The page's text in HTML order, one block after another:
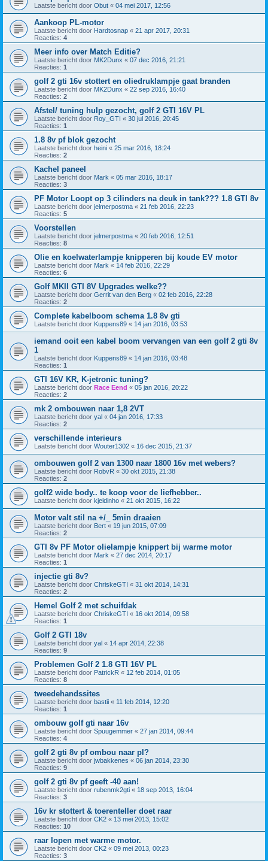
Laatste bericht door Obut « 04 mei 2017, 12:56
Aankoop PL-motor
Laatste bericht door Hardtosnap « 21 apr 2017, 20:31
Reacties: 4
Meer info over Match Editie?
Laatste bericht door MK2Dunx « 07 dec 2016, 21:21
Reacties: 1
golf 2 gti 16v stottert en oliedruklampje gaat branden
Laatste bericht door MK2Dunx « 22 sep 2016, 16:40
Reacties: 2
Afstel/ tuning hulp gezocht, golf 2 GTI 16V PL
Laatste bericht door Roy_GTI « 30 jul 2016, 20:45
Reacties: 1
1.8 8v pf blok gezocht
Laatste bericht door heini « 25 mar 2016, 18:24
Reacties: 2
Kachel paneel
Laatste bericht door Mark « 05 mar 2016, 18:17
Reacties: 3
PF Motor Loopt op 3 cilinders na deuk in tank??? 1.8 GTI 8v
Laatste bericht door jelmerpostma « 21 feb 2016, 22:23
Reacties: 5
Voorstellen
Laatste bericht door jelmerpostma « 20 feb 2016, 12:51
Reacties: 8
Olie en koelwaterlampje knipperen bij koude EV motor
Laatste bericht door Mark « 14 feb 2016, 22:29
Reacties: 6
Golf MKII GTI 8V Upgrades welke??
Laatste bericht door Gerrit van den Berg « 02 feb 2016, 22:28
Reacties: 2
Complete kabelboom schema 1.8 8v gti
Laatste bericht door Kuppens89 « 14 jan 2016, 03:53
iemand ooit een kabel boom vervangen van een golf 2 gti 8v
1
Laatste bericht door Kuppens89 « 14 jan 2016, 03:48
Reacties: 1
GTI 16V KR, K-jetronic tuning?
Laatste bericht door Race Eend « 05 jan 2016, 20:22
Reacties: 2
mk 2 ombouwen naar 1,8 2VT
Laatste bericht door yal « 04 jan 2016, 17:33
Reacties: 2
verschillende interieurs
Laatste bericht door Wouter1302 « 16 dec 2015, 21:37
ombouwen golf 2 van 1300 naar 1800 16v met webers?
Laatste bericht door RobvR « 30 okt 2015, 21:38
Reacties: 2
golf2 wide body.. te koop voor de liefhebber..
Laatste bericht door kjeldinho « 21 okt 2015, 16:22
Motor valt stil na +/_ 5min draaien
Laatste bericht door Bert « 19 jun 2015, 07:09
Reacties: 2
GTI 8v PF Motor olielampje knippert bij warme motor
Laatste bericht door Mark « 27 dec 2014, 20:17
Reacties: 1
injectie gti 8v?
Laatste bericht door ChriskeGTI « 31 okt 2014, 14:31
Reacties: 2
Hemel Golf 2 met schuifdak
Laatste bericht door ChriskeGTI « 16 okt 2014, 09:58
Reacties: 1
Golf 2 GTI 18v
Laatste bericht door yal « 14 apr 2014, 22:38
Reacties: 9
Problemen Golf 2 1.8 GTI 16V PL
Laatste bericht door PatrickR « 12 feb 2014, 01:05
Reacties: 8
tweedehandssites
Laatste bericht door bastii « 11 feb 2014, 12:20
Reacties: 1
ombouw golf gti naar 16v
Laatste bericht door Spuugemmer « 27 jan 2014, 09:44
Reacties: 4
golf 2 gti 8v pf ombou naar pl?
Laatste bericht door jwbakkenes « 06 jan 2014, 23:30
Reacties: 9
golf 2 gti 8v pf geeft -40 aan!
Laatste bericht door rubenmk2gti « 18 sep 2013, 16:04
Reacties: 3
16v kr stottert & toerenteller doet raar
Laatste bericht door CK2 « 13 mei 2013, 15:02
Reacties: 10
raar lopen met warme motor.
Laatste bericht door CK2 « 09 mei 2013, 00:23
Reacties: 3